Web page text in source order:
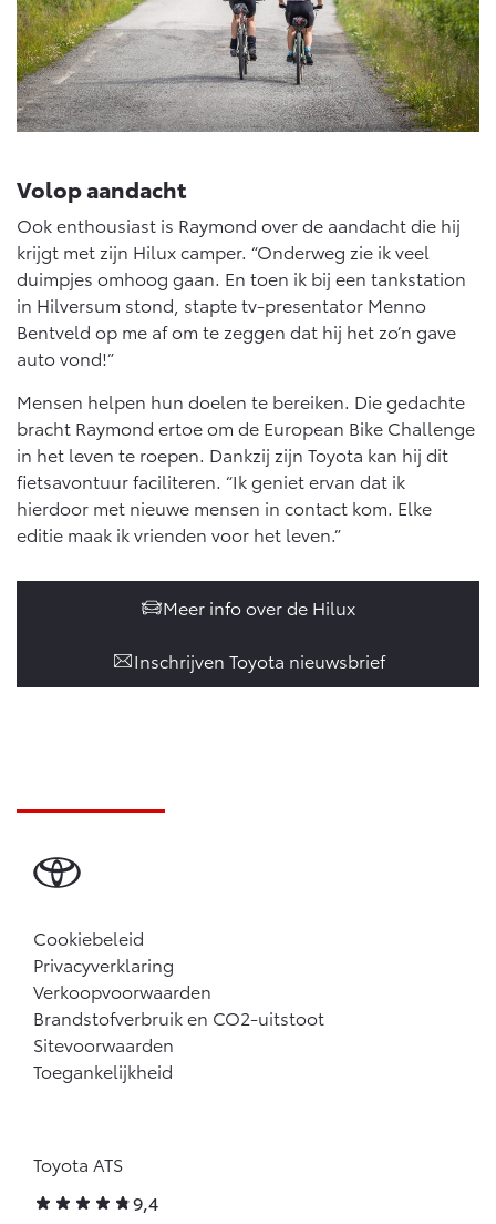
Volop aandacht
Ook enthousiast is Raymond over de aandacht die hij
krijgt met zijn Hilux camper. “Onderweg zie ik veel
duimpjes omhoog gaan. En toen ik bij een tankstation
in Hilversum stond, stapte tv-presentator Menno
Bentveld op me af om te zeggen dat hij het zo’n gave
auto vond!”
Mensen helpen hun doelen te bereiken. Die gedachte
bracht Raymond ertoe om de European Bike Challenge
in het leven te roepen. Dankzij zijn Toyota kan hij dit
fietsavontuur faciliteren. “Ik geniet ervan dat ik
hierdoor met nieuwe mensen in contact kom. Elke
editie maak ik vrienden voor het leven.”
Meer info over de Hilux
Inschrijven Toyota nieuwsbrief
Cookiebeleid
Privacyverklaring
Verkoopvoorwaarden
Brandstofverbruik en CO2-uitstoot
Sitevoorwaarden
Toegankelijkheid
Toyota ATS
9,4